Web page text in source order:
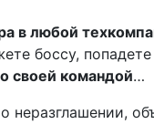
в любой
боссу,
своей командой…